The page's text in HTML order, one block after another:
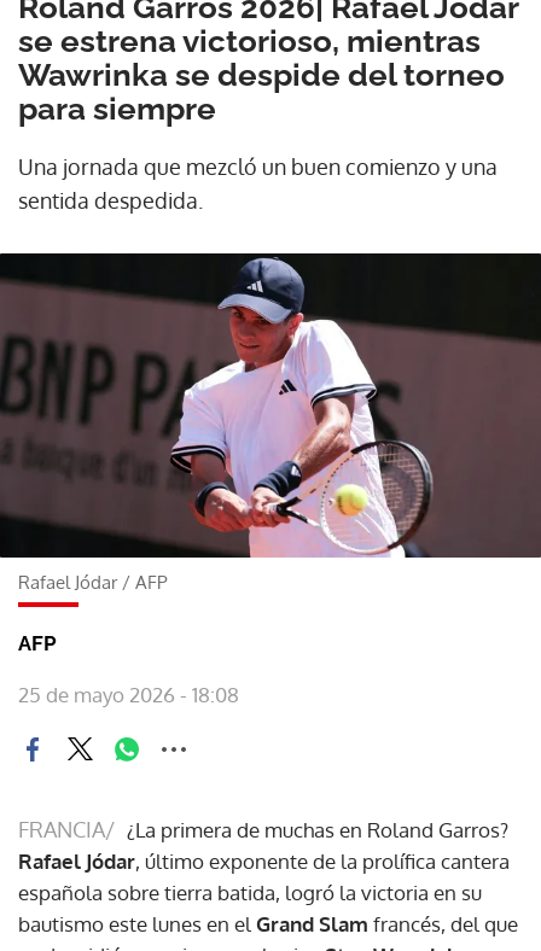
Roland Garros 2026| Rafael Jódar
se estrena victorioso, mientras
Wawrinka se despide del torneo
para siempre
Una jornada que mezcló un buen comienzo y una
sentida despedida.
Rafael Jódar/ AFP
AFP
25 de mayo 2026 - 18:08
FRANCIA/ ¿La primera de muchas en Roland Garros?
Rafael Jódar, último exponente de la prolífica cantera
española sobre tierra batida, logró la victoria en su
bautismo este lunes en el Grand Slam francés, del que